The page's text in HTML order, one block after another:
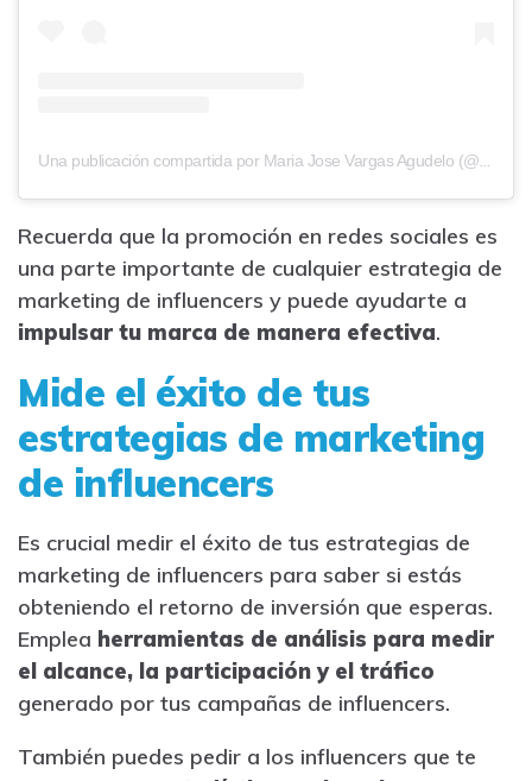
Una publicación compartida por Maria Jose Vargas Agudelo (@majovargas1)
Recuerda que la promoción en redes sociales es
una parte importante de cualquier estrategia de
marketing de influencers y puede ayudarte a
impulsar tu marca de manera efectiva.
Mide el éxito de tus
estrategias de marketing
de influencers
Es crucial medir el éxito de tus estrategias de
marketing de influencers para saber si estás
obteniendo el retorno de inversión que esperas.
Emplea herramientas de análisis para medir
el alcance, la participación y el tráfico
generado por tus campañas de influencers.
También puedes pedir a los influencers que te